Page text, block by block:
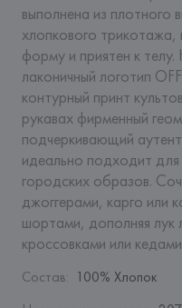
выполнена из плотного
хлопкового
форму и приятен к
лаконичный логотип
контурный принт
рукавах фирменный
подчеркивающий
идеально подходит
городских образов.
джоггерами, карго или
шортами, дополняя
кроссовками или
Состав: 100% Хлопок